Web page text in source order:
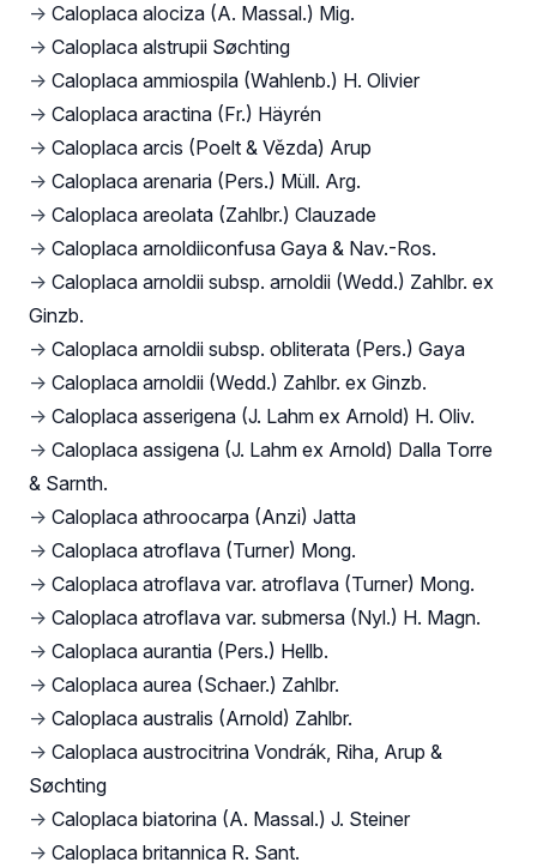
→ Caloplaca alociza (A. Massal.) Mig.
→ Caloplaca alstrupii Søchting
→ Caloplaca ammiospila (Wahlenb.) H. Olivier
→ Caloplaca aractina (Fr.) Häyrén
→ Caloplaca arcis (Poelt & Vězda) Arup
→ Caloplaca arenaria (Pers.) Müll. Arg.
→ Caloplaca areolata (Zahlbr.) Clauzade
→ Caloplaca arnoldiiconfusa Gaya & Nav.-Ros.
→ Caloplaca arnoldii subsp. arnoldii (Wedd.) Zahlbr. ex
Ginzb.
→ Caloplaca arnoldii subsp. obliterata (Pers.) Gaya
→ Caloplaca arnoldii (Wedd.) Zahlbr. ex Ginzb.
→ Caloplaca asserigena (J. Lahm ex Arnold) H. Oliv.
→ Caloplaca assigena (J. Lahm ex Arnold) Dalla Torre
& Sarnth.
→ Caloplaca athroocarpa (Anzi) Jatta
→ Caloplaca atroflava (Turner) Mong.
→ Caloplaca atroflava var. atroflava (Turner) Mong.
→ Caloplaca atroflava var. submersa (Nyl.) H. Magn.
→ Caloplaca aurantia (Pers.) Hellb.
→ Caloplaca aurea (Schaer.) Zahlbr.
→ Caloplaca australis (Arnold) Zahlbr.
→ Caloplaca austrocitrina Vondrák, Riha, Arup &
Søchting
→ Caloplaca biatorina (A. Massal.) J. Steiner
→ Caloplaca britannica R. Sant.